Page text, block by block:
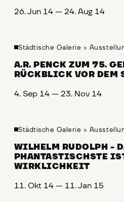
26. Jun 14 — 24. Aug 14
Städtische Galerie >
A.R. PENCK ZUM 75.
RÜCKBLICK VOR DEM
4. Sep 14 — 23. Nov 14
Städtische Galerie >
WILHELM RUDOLPH -
PHANTASTISCHSTE
WIRKLICHKEIT
11. Okt 14 — 11. Jan 15